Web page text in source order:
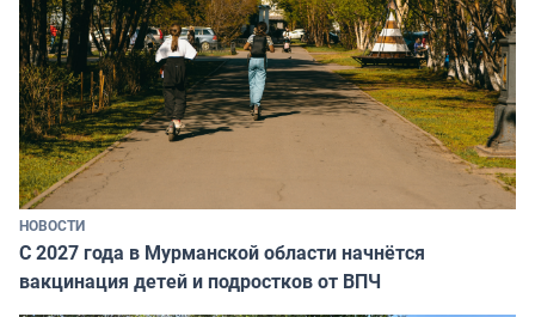
НОВОСТИ
С 2027 года в Мурманской области начнётся
вакцинация детей и подростков от ВПЧ